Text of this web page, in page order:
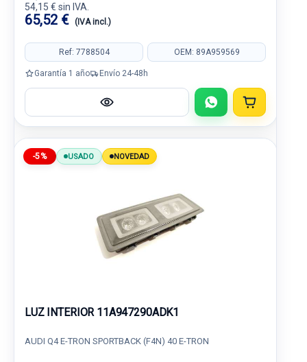
54,15 € sin IVA.
65,52 € (IVA incl.)
Ref: 7788504 OEM: 89A959569
Garantía 1 año Envío 24-48h
-5% USADO NOVEDAD
LUZ INTERIOR 11A947290ADK1
AUDI Q4 E-TRON SPORTBACK (F4N) 40 E-TRON